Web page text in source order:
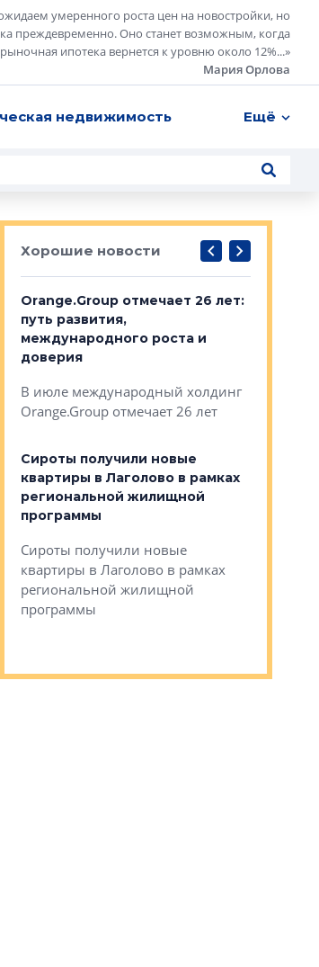
умеренного роста цен на новостройки, но
преждевременно. Оно станет возможным, когда
ипотека вернется к уровню около 12%...»
Мария Орлова
недвижимость Ещё
Хорошие новости
Orange.Group отмечает 26 лет:
путь развития,
международного роста и
доверия
В июле международный холдинг
Orange.Group отмечает 26 лет
Сироты получили новые
квартиры в Лаголово в рамках
региональной жилищной
программы
Сироты получили новые
квартиры в Лаголово в рамках
региональной жилищной
программы